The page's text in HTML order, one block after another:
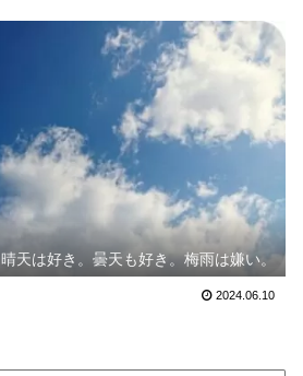
晴天は好き。曇天も好き。梅雨は嫌い。
2024.06.10